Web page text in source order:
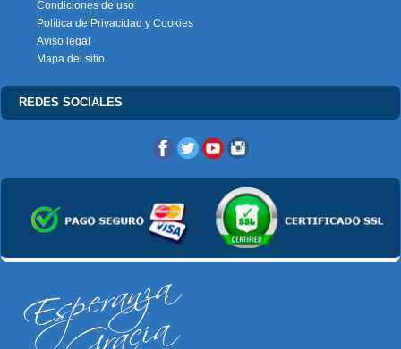
Condiciones de uso
Política de Privacidad y Cookies
Aviso legal
Mapa del sitio
REDES SOCIALES